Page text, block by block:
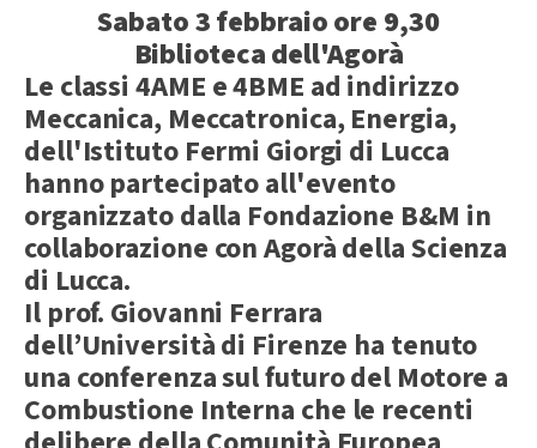
Sabato 3 febbraio ore 9,30
Biblioteca dell'Agorà
Le classi 4AME e 4BME ad indirizzo
Meccanica, Meccatronica, Energia,
dell'Istituto Fermi Giorgi di Lucca
hanno partecipato all'evento
organizzato dalla Fondazione B&M in
collaborazione con Agorà della Scienza
di Lucca.
Il prof. Giovanni Ferrara
dell’Università di Firenze ha tenuto
una conferenza sul futuro del Motore a
Combustione Interna che le recenti